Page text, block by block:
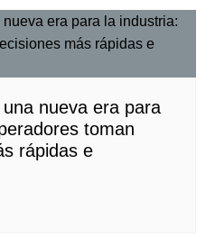
nueva era para
toman
rápidas e